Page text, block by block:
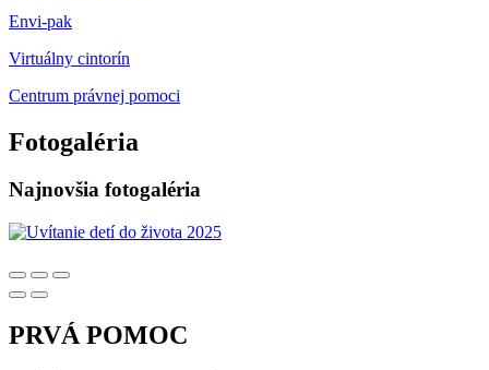
Envi-pak
Virtuálny cintorín
Centrum právnej pomoci
Fotogaléria
Najnovšia fotogaléria
PRVÁ POMOC